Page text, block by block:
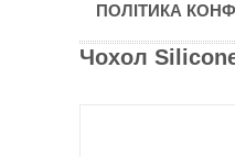
ПОЛІТИКА
Чохол